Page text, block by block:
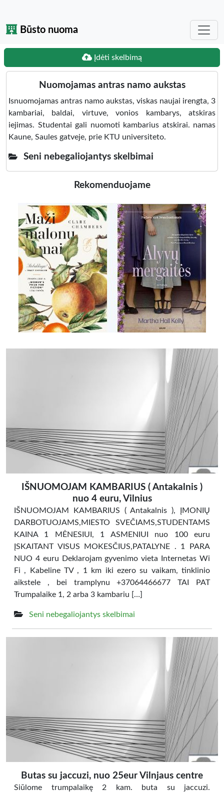
Būsto nuoma
Įdėti skelbimą
Nuomojamas antras namo aukstas
Isnuomojamas antras namo aukstas, viskas naujai irengta, 3
kambariai, baldai, virtuve, vonios kambarys, atskiras
iejimas. Studentai gali nuomoti kambarius atskirai. namas
Kaune, Saules gatveje, prie KTU universiteto.
Seni nebegaliojantys skelbimai
Rekomenduojame
IŠNUOMOJAM KAMBARIUS ( Antakalnis )
nuo 4 euru, Vilnius
IŠNUOMOJAM KAMBARIUS ( Antakalnis ), ĮMONIŲ
DARBOTUOJAMS,MIESTO SVEČIAMS,STUDENTAMS
KAINA 1 MĖNESIUI, 1 ASMENIUI nuo 100 euru
ĮSKAITANT VISUS MOKESČIUS,PATALYNE . 1 PARA
NUO 4 euru Deklarojam gyvenimo vieta Internetas Wi
Fi , Kabeline TV , 1 km iki ezero su vaikam, tinklinio
aikstele , bei tramplynu +37064466677 TAI PAT
Trumpalaike 1, 2 arba 3 kambariu […]
Seni nebegaliojantys skelbimai
Butas su jaccuzi, nuo 25eur Vilnjaus centre
Siūlome trumpalaikę 2 kam. buta su jaccuzi.